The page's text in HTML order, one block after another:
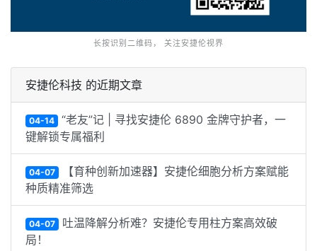
长按识别二维码， 关注安捷伦视界
安捷伦科技 的近期文章
04-14 “老友”记 | 寻找安捷伦 6890 金牌守护者，一
键解锁专属福利
04-07 【育种创新加速器】安捷伦细胞分析方案赋能
种质精准筛选
04-07 吐温降解分析难？安捷伦专用柱方案高效破
局！